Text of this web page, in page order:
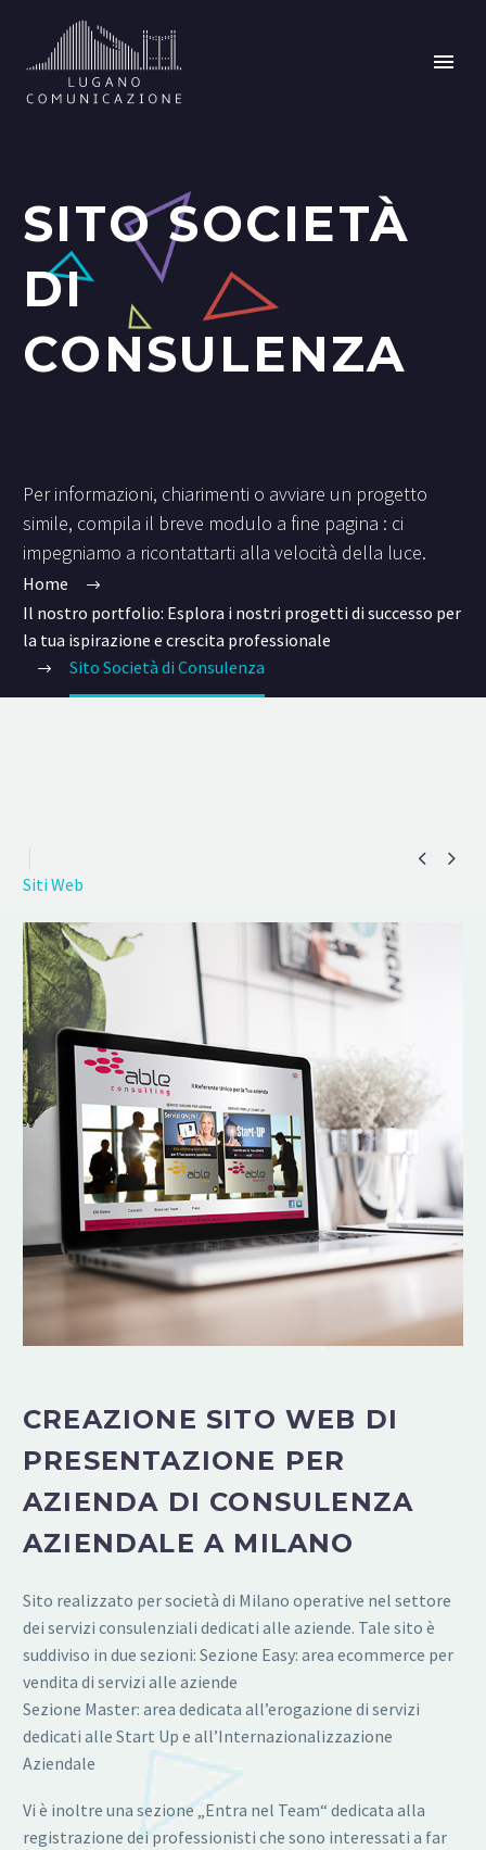
SITO SOCIETÀ
DI
CONSULENZA
Per informazioni, chiarimenti o avviare un progetto
simile, compila il breve modulo a fine pagina : ci
impegniamo a ricontattarti alla velocità della luce.
Home
Il nostro portfolio: Esplora i nostri progetti di successo per
la tua ispirazione e crescita professionale
Sito Società di Consulenza
 
Siti Web
CREAZIONE SITO WEB DI
PRESENTAZIONE PER
AZIENDA DI CONSULENZA
AZIENDALE A MILANO
Sito realizzato per società di Milano operative nel settore
dei servizi consulenziali dedicati alle aziende. Tale sito è
suddiviso in due sezioni: Sezione Easy: area ecommerce per
vendita di servizi alle aziende
Sezione Master: area dedicata all’erogazione di servizi
dedicati alle Start Up e all’Internazionalizzazione
Aziendale
Vi è inoltre una sezione „Entra nel Team“ dedicata alla
registrazione dei professionisti che sono interessati a far